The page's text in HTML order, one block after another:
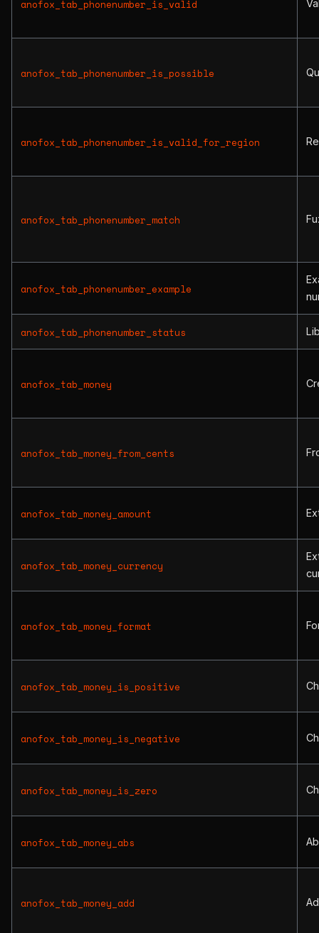
anofox_tab_phonenumber_is_valid
anofox_tab_phonenumber_is_possible
anofox_tab_phonenumber_is_valid_for_region
anofox_tab_phonenumber_match
anofox_tab_phonenumber_example
anofox_tab_phonenumber_status
anofox_tab_money
anofox_tab_money_from_cents
anofox_tab_money_amount
anofox_tab_money_currency
anofox_tab_money_format
anofox_tab_money_is_positive
anofox_tab_money_is_negative
anofox_tab_money_is_zero
anofox_tab_money_abs
anofox_tab_money_add